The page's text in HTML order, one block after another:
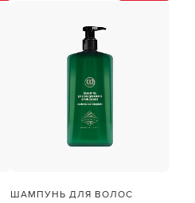
ШАМПУНЬ ДЛЯ ВОЛОС